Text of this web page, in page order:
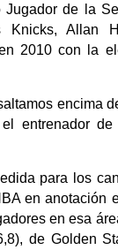
de la
Allan
2010 con la
encima
entrenador
para los
en anotación
en esa
de Golden